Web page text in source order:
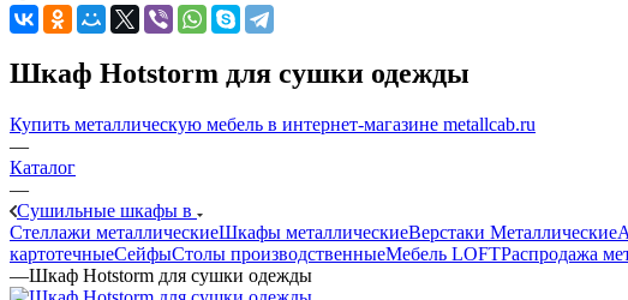
Шкаф Hotstorm для сушки одежды
Купить металлическую мебель в интернет-магазине metallcab.ru
—
Каталог
—
Сушильные шкафы в
Стеллажи металлическиеШкафы металлическиеВерстаки Металлические
картотечныеСейфыСтолы производственныеМебель LOFTРаспродажа
—Шкаф Hotstorm для сушки одежды